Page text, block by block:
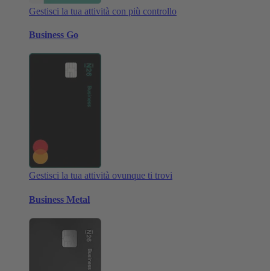
Gestisci la tua attività con più controllo
Business Go
Gestisci la tua attività ovunque ti trovi
Business Metal